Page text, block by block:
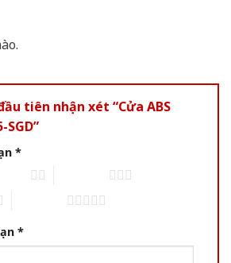
tiên nhận xét “Cửa ABS
SGD”
*
*